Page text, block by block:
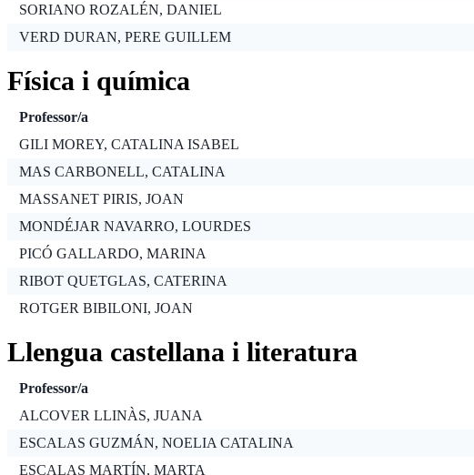
SORIANO ROZALÉN, DANIEL
VERD DURAN, PERE GUILLEM
Física i química
Professor/a
GILI MOREY, CATALINA ISABEL
MAS CARBONELL, CATALINA
MASSANET PIRIS, JOAN
MONDÉJAR NAVARRO, LOURDES
PICÓ GALLARDO, MARINA
RIBOT QUETGLAS, CATERINA
ROTGER BIBILONI, JOAN
Llengua castellana i literatura
Professor/a
ALCOVER LLINÀS, JUANA
ESCALAS GUZMÁN, NOELIA CATALINA
ESCALAS MARTÍN, MARTA